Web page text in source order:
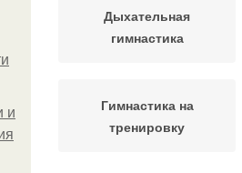
и
Дыхательная
гимнастика
Гимнастика на
тренировку